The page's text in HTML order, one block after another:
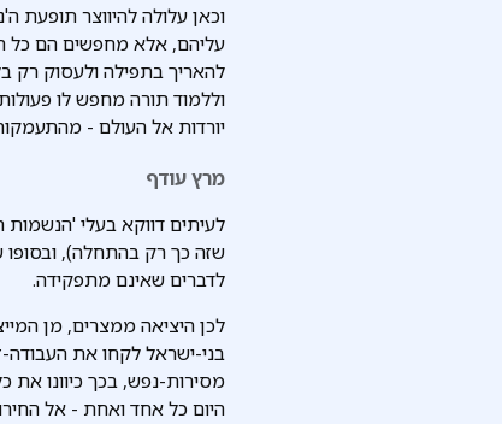
וכאן עלולה להיווצר תופעת
עליהם, אלא מחפשים הם כל
להאריך בתפילה ולעסוק רק
וללמוד תורה מחפש לו
יורדות אל העולם -
מרץ עודף
לעיתים דווקא בעלי
שזה כך רק בהתחלה), ובסופו
לדברים שאינם מתפקידה.
לכן היציאה ממצרים, מן
בני-ישראל לקחו את
מסירות-נפש, בכך כיוונו
היום כל אחד ואחת - אל